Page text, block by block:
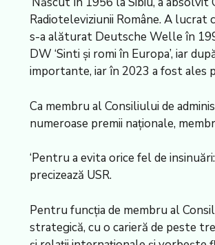
Radioteleviziunii Române. A
s-a alăturat Deutsche Welle în
DW ‘Sinti și romi în Europa’, iar
importante, iar în 2023 a fost ales
Ca membru al Consiliului de
numeroase premii naționale,
‘Pentru a evita orice fel de
precizează USR.
Pentru funcția de membru al
strategică, cu o carieră de peste